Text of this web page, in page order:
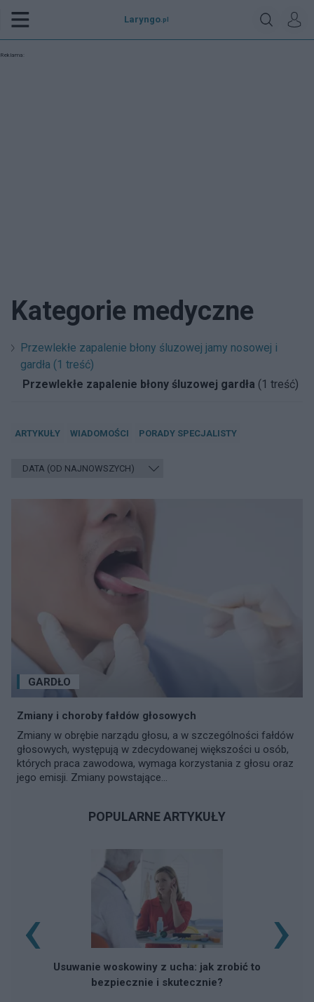
Laryngo .pl
Reklama:
Kategorie medyczne
Przewlekłe zapalenie błony śluzowej jamy nosowej i
gardła (1 treść)
Przewlekłe zapalenie błony śluzowej gardła (1 treść)
ARTYKUŁY WIADOMOŚCI PORADY SPECJALISTY
GARDŁO
Zmiany i choroby fałdów głosowych
Zmiany w obrębie narządu głosu, a w szczególności fałdów
głosowych, występują w zdecydowanej większości u osób,
których praca zawodowa, wymaga korzystania z głosu oraz
jego emisji. Zmiany powstające...
POPULARNE ARTYKUŁY
Usuwanie woskowiny z ucha: jak zrobić to
bezpiecznie i skutecznie?
‹ ›